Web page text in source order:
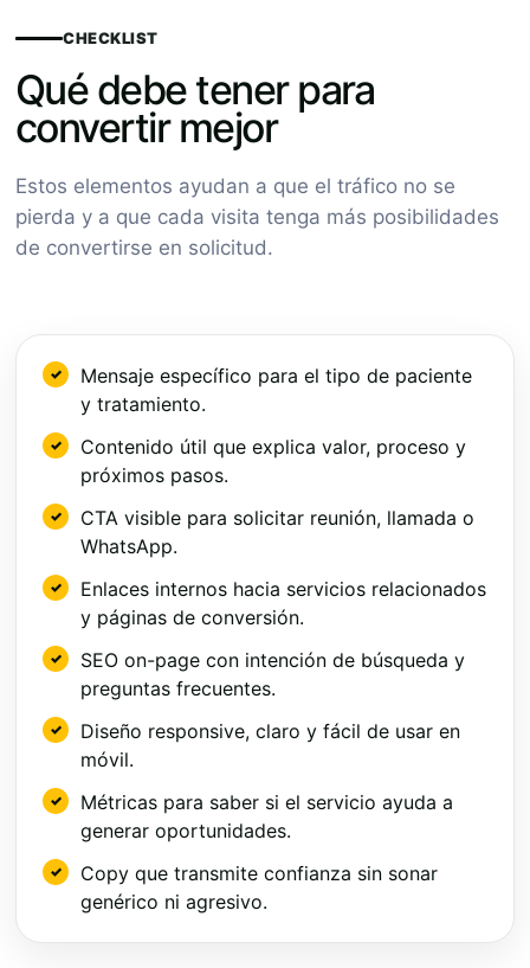
CHECKLIST
Qué debe tener para
convertir mejor
Estos elementos ayudan a que el tráfico no se
pierda y a que cada visita tenga más posibilidades
de convertirse en solicitud.
Mensaje específico para el tipo de paciente
y tratamiento.
Contenido útil que explica valor, proceso y
próximos pasos.
CTA visible para solicitar reunión, llamada o
WhatsApp.
Enlaces internos hacia servicios relacionados
y páginas de conversión.
SEO on-page con intención de búsqueda y
preguntas frecuentes.
Diseño responsive, claro y fácil de usar en
móvil.
Métricas para saber si el servicio ayuda a
generar oportunidades.
Copy que transmite confianza sin sonar
genérico ni agresivo.